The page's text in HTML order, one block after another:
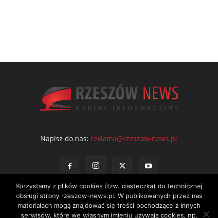
Napisz do nas: reklama@rzeszow-news.pl
Kontakt Polityka prywatności Regulamin portalu
Korzystamy z plików cookies (tzw. ciasteczka) do technicznej
obsługi strony rzeszow-news.pl. W publikowanych przez nas
materiałach mogą znajdować się treści pochodzące z innych
serwisów, które we własnym imieniu używają cookies, np.